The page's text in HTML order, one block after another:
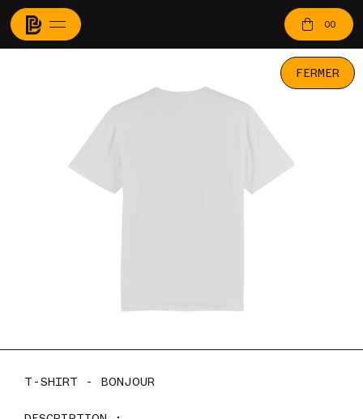
00
FERMER
T-SHIRT - BONJOUR